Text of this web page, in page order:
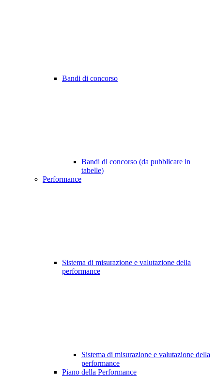
Bandi di concorso
Bandi di concorso (da pubblicare in
tabelle)
Performance
Sistema di misurazione e valutazione della
performance
Sistema di misurazione e valutazione della
performance
Piano della Performance